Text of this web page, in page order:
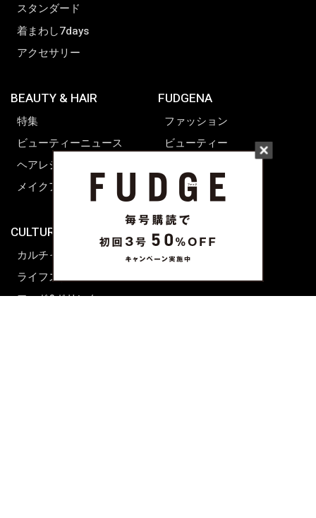
スタンダード
着まわし7days
アクセサリー
BEAUTY & HAIR
特集
ビューティーニュース
ヘアレシピ ストーリーズ
メイクアップティップス
CULTURE & LIFE
カルチャー
ライフスタイル
フード&ドリンク
FUDGENA
ファッション
ビューティー
ライフスタイル